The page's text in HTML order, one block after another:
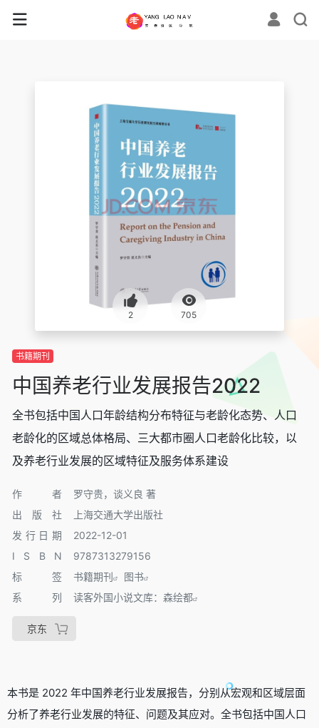
2 705
书籍期刊
中国养老行业发展报告2022
全书包括中国人口年龄结构分布特征与老龄化态势、人口
老龄化的区域总体格局、三大都市圈人口老龄化比较，以
及养老行业发展的区域特征及服务体系建设
作者
罗守贵，谈义良 著
出版社
上海交通大学出版社
发行日期
2022-12-01
I S B N
9787313279156
标签
书籍期刊
图书
系列
读客外国小说文库：森绘都
京东
本书是 2022 年中国养老行业发展报告，分别从宏观和区域层面
分析了养老行业发展的特征、问题及其应对。全书包括中国人口